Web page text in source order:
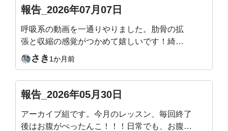
報告_2026年07月07日
呼吸系の動画を一通りやりました。肋骨の拡
張と収縮の感覚がつかめて嬉しいです！綺麗
な姿勢になることが目的で入会したのでまだ
まだ継続頑張ります！
さき 1か月前
報告_2026年05月30日
アーカイブ組です。今月のレッスン、毎回終了
後はお腹がぺったんこ！！！日常でも、お腹の